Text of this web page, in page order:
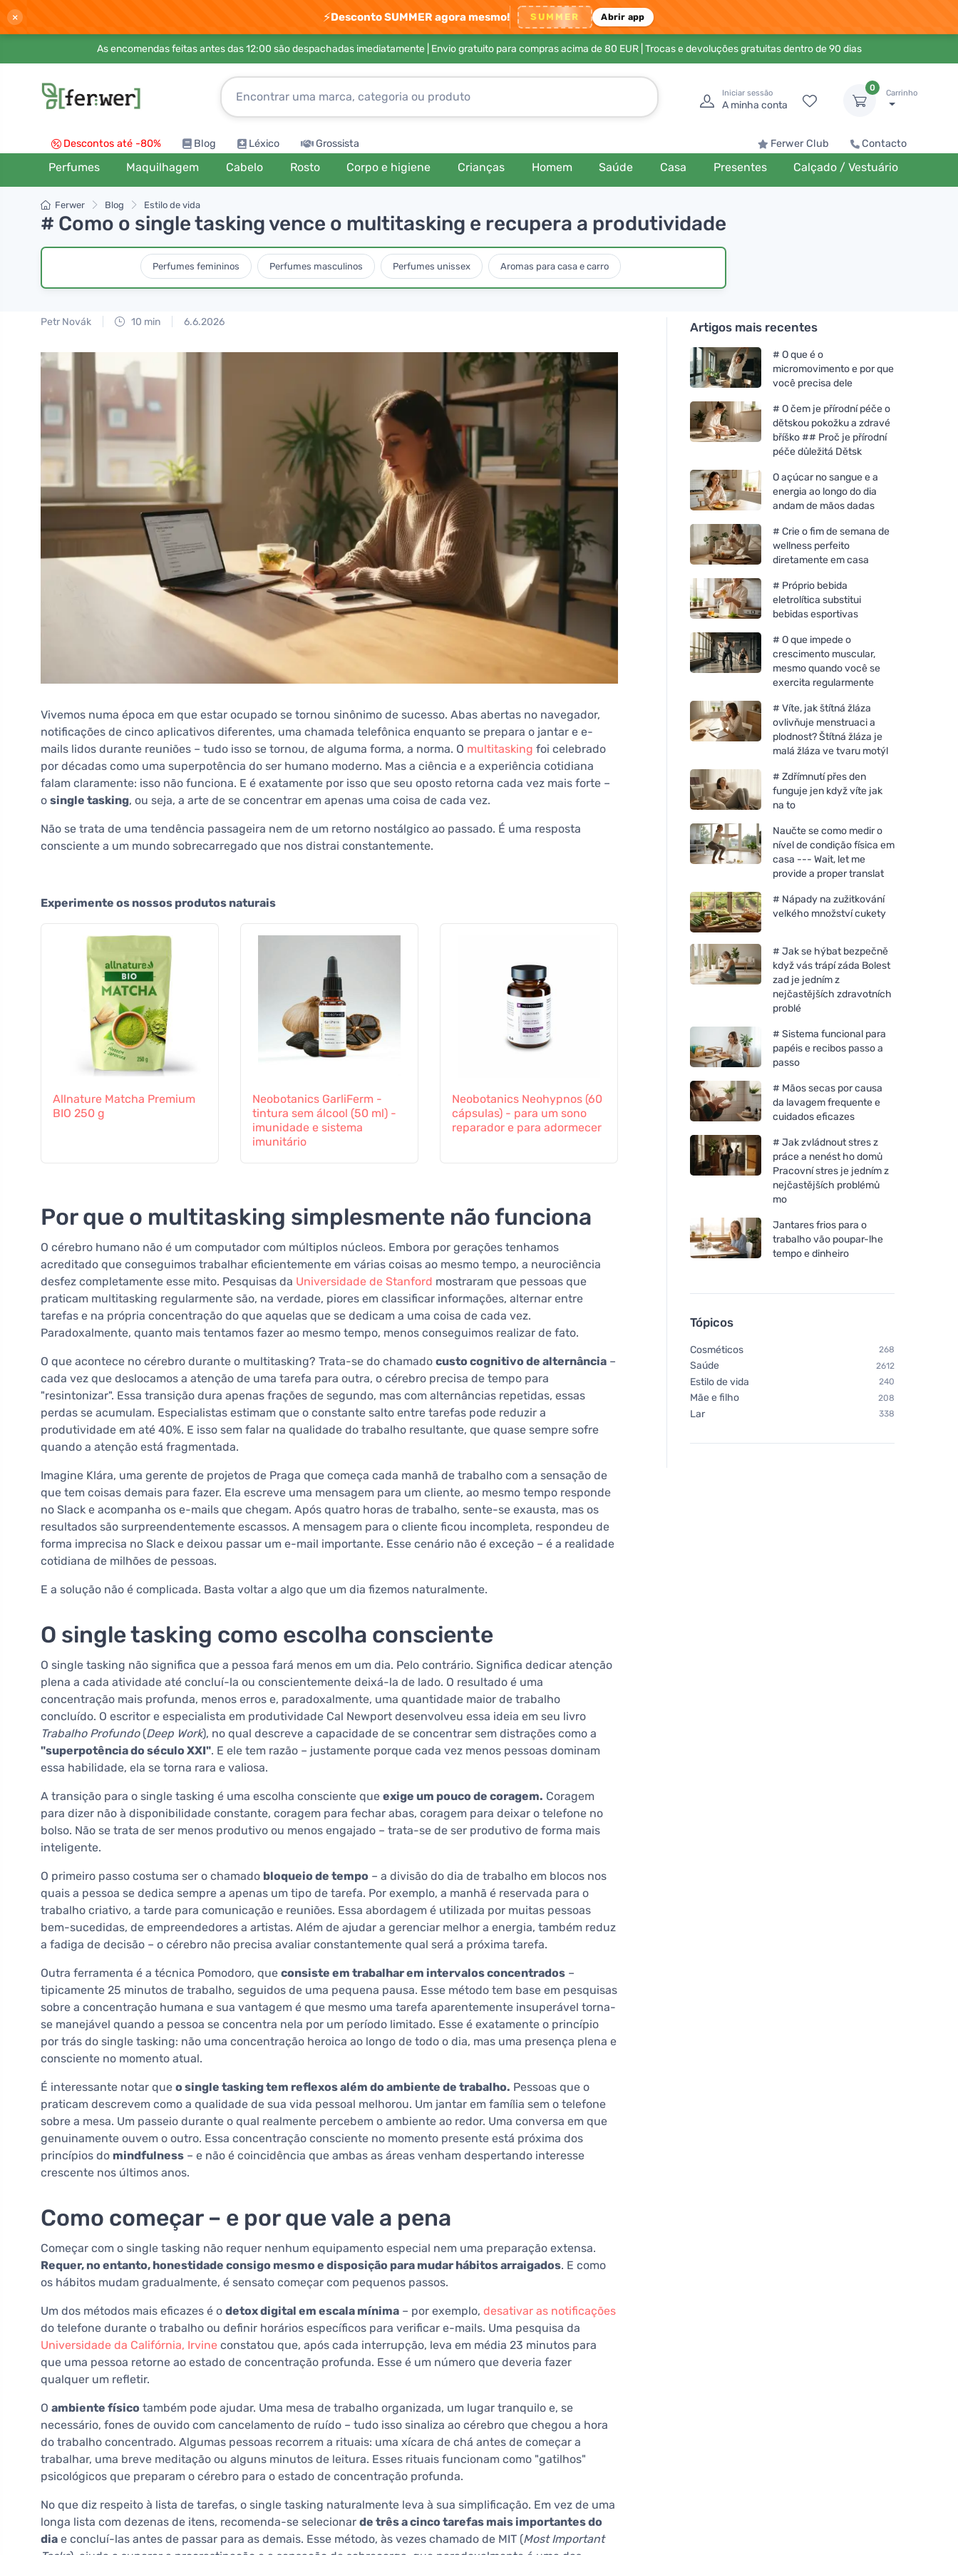
× ⚡Desconto SUMMER agora mesmo! SUMMER Abrir app
As encomendas feitas antes das 12:00 são despachadas imediatamente | Envio gratuito para compras acima de 80 EUR| Trocas e devoluções gratuitas dentro de 90 dias
Iniciar sessão
A minha conta
0
Carrinho
Descontos até -80% Blog Léxico Grossista Ferwer Club Contacto
Perfumes Maquilhagem Cabelo Rosto Corpo e higiene Crianças Homem Saúde Casa Presentes Calçado / Vestuário
Ferwer Blog Estilo de vida
# Como o single tasking vence o multitasking e recupera a produtividade
Perfumes femininos Perfumes masculinos Perfumes unissex Aromas para casa e carro
Petr Novák 10 min 6.6.2026
Vivemos numa época em que estar ocupado se tornou sinônimo de sucesso. Abas abertas no navegador,
notificações de cinco aplicativos diferentes, uma chamada telefônica enquanto se prepara o jantar e e-
mails lidos durante reuniões – tudo isso se tornou, de alguma forma, a norma. O multitasking foi celebrado
por décadas como uma superpotência do ser humano moderno. Mas a ciência e a experiência cotidiana
falam claramente: isso não funciona. E é exatamente por isso que seu oposto retorna cada vez mais forte –
o single tasking, ou seja, a arte de se concentrar em apenas uma coisa de cada vez.
Não se trata de uma tendência passageira nem de um retorno nostálgico ao passado. É uma resposta
consciente a um mundo sobrecarregado que nos distrai constantemente.
Experimente os nossos produtos naturais
Allnature Matcha Premium
BIO 250 g
Neobotanics GarliFerm -
tintura sem álcool (50 ml) -
imunidade e sistema
imunitário
Neobotanics Neohypnos (60
cápsulas) - para um sono
reparador e para adormecer
Neobotanics Mood-Balance
(60 cápsulas) - para o bem-
Neobotanics
(60 cápsulas) - para
mental
Por que o multitasking simplesmente não funciona
O cérebro humano não é um computador com múltiplos núcleos. Embora por gerações tenhamos
acreditado que conseguimos trabalhar eficientemente em várias coisas ao mesmo tempo, a neurociência
desfez completamente esse mito. Pesquisas da Universidade de Stanford mostraram que pessoas que
praticam multitasking regularmente são, na verdade, piores em classificar informações, alternar entre
tarefas e na própria concentração do que aquelas que se dedicam a uma coisa de cada vez.
Paradoxalmente, quanto mais tentamos fazer ao mesmo tempo, menos conseguimos realizar de fato.
O que acontece no cérebro durante o multitasking? Trata-se do chamado custo cognitivo de alternância –
cada vez que deslocamos a atenção de uma tarefa para outra, o cérebro precisa de tempo para
"resintonizar". Essa transição dura apenas frações de segundo, mas com alternâncias repetidas, essas
perdas se acumulam. Especialistas estimam que o constante salto entre tarefas pode reduzir a
produtividade em até 40%. E isso sem falar na qualidade do trabalho resultante, que quase sempre sofre
quando a atenção está fragmentada.
Imagine Klára, uma gerente de projetos de Praga que começa cada manhã de trabalho com a sensação de
que tem coisas demais para fazer. Ela escreve uma mensagem para um cliente, ao mesmo tempo responde
no Slack e acompanha os e-mails que chegam. Após quatro horas de trabalho, sente-se exausta, mas os
resultados são surpreendentemente escassos. A mensagem para o cliente ficou incompleta, respondeu de
forma imprecisa no Slack e deixou passar um e-mail importante. Esse cenário não é exceção – é a realidade
cotidiana de milhões de pessoas.
E a solução não é complicada. Basta voltar a algo que um dia fizemos naturalmente.
O single tasking como escolha consciente
O single tasking não significa que a pessoa fará menos em um dia. Pelo contrário. Significa dedicar atenção
plena a cada atividade até concluí-la ou conscientemente deixá-la de lado. O resultado é uma
concentração mais profunda, menos erros e, paradoxalmente, uma quantidade maior de trabalho
concluído. O escritor e especialista em produtividade Cal Newport desenvolveu essa ideia em seu livro
Trabalho Profundo(Deep Work), no qual descreve a capacidade de se concentrar sem distrações como a
"superpotência do século XXI". E ele tem razão – justamente porque cada vez menos pessoas dominam
essa habilidade, ela se torna rara e valiosa.
A transição para o single tasking é uma escolha consciente que exige um pouco de coragem. Coragem
para dizer não à disponibilidade constante, coragem para fechar abas, coragem para deixar o telefone no
bolso. Não se trata de ser menos produtivo ou menos engajado – trata-se de ser produtivo de forma mais
inteligente.
O primeiro passo costuma ser o chamado bloqueio de tempo – a divisão do dia de trabalho em blocos nos
quais a pessoa se dedica sempre a apenas um tipo de tarefa. Por exemplo, a manhã é reservada para o
trabalho criativo, a tarde para comunicação e reuniões. Essa abordagem é utilizada por muitas pessoas
bem-sucedidas, de empreendedores a artistas. Além de ajudar a gerenciar melhor a energia, também reduz
a fadiga de decisão – o cérebro não precisa avaliar constantemente qual será a próxima tarefa.
Outra ferramenta é a técnica Pomodoro, que consiste em trabalhar em intervalos concentrados –
tipicamente 25 minutos de trabalho, seguidos de uma pequena pausa. Esse método tem base em pesquisas
sobre a concentração humana e sua vantagem é que mesmo uma tarefa aparentemente insuperável torna-
se manejável quando a pessoa se concentra nela por um período limitado. Esse é exatamente o princípio
por trás do single tasking: não uma concentração heroica ao longo de todo o dia, mas uma presença plena e
consciente no momento atual.
É interessante notar que o single tasking tem reflexos além do ambiente de trabalho. Pessoas que o
praticam descrevem como a qualidade de sua vida pessoal melhorou. Um jantar em família sem o telefone
sobre a mesa. Um passeio durante o qual realmente percebem o ambiente ao redor. Uma conversa em que
genuinamente ouvem o outro. Essa concentração consciente no momento presente está próxima dos
princípios do mindfulness – e não é coincidência que ambas as áreas venham despertando interesse
crescente nos últimos anos.
Como começar – e por que vale a pena
Começar com o single tasking não requer nenhum equipamento especial nem uma preparação extensa.
Requer, no entanto, honestidade consigo mesmo e disposição para mudar hábitos arraigados. E como
os hábitos mudam gradualmente, é sensato começar com pequenos passos.
Um dos métodos mais eficazes é o detox digital em escala mínima – por exemplo, desativar as notificações
do telefone durante o trabalho ou definir horários específicos para verificar e-mails. Uma pesquisa da
Universidade da Califórnia, Irvine constatou que, após cada interrupção, leva em média 23 minutos para
que uma pessoa retorne ao estado de concentração profunda. Esse é um número que deveria fazer
qualquer um refletir.
O ambiente físico também pode ajudar. Uma mesa de trabalho organizada, um lugar tranquilo e, se
necessário, fones de ouvido com cancelamento de ruído – tudo isso sinaliza ao cérebro que chegou a hora
do trabalho concentrado. Algumas pessoas recorrem a rituais: uma xícara de chá antes de começar a
trabalhar, uma breve meditação ou alguns minutos de leitura. Esses rituais funcionam como "gatilhos"
psicológicos que preparam o cérebro para o estado de concentração profunda.
No que diz respeito à lista de tarefas, o single tasking naturalmente leva à sua simplificação. Em vez de uma
longa lista com dezenas de itens, recomenda-se selecionar de três a cinco tarefas mais importantes do
dia e concluí-las antes de passar para as demais. Esse método, às vezes chamado de MIT (Most Important
Artigos mais recentes
# O que é o
micromovimento e por que
você precisa dele
# O čem je přírodní péče o
dětskou pokožku a zdravé
bříško ## Proč je přírodní
péče důležitá Dětsk
O açúcar no sangue e a
energia ao longo do dia
andam de mãos dadas
# Crie o fim de semana de
wellness perfeito
diretamente em casa
# Próprio bebida
eletrolítica substitui
bebidas esportivas
# O que impede o
crescimento muscular,
mesmo quando você se
exercita regularmente
# Víte, jak štítná žláza
ovlivňuje menstruaci a
plodnost? Štítná žláza je
malá žláza ve tvaru motýl
# Zdřímnutí přes den
funguje jen když víte jak
na to
Naučte se como medir o
nível de condição física em
casa --- Wait, let me
provide a proper translat
# Nápady na zužitkování
velkého množství cukety
# Jak se hýbat bezpečně
když vás trápí záda Bolest
zad je jedním z
nejčastějších zdravotních
problé
# Sistema funcional para
papéis e recibos passo a
passo
# Mãos secas por causa
da lavagem frequente e
cuidados eficazes
# Jak zvládnout stres z
práce a nenést ho domů
Pracovní stres je jedním z
nejčastějších problémů
mo
Jantares frios para o
trabalho vão poupar-lhe
tempo e dinheiro
Tópicos
Cosméticos 268
Saúde 2612
Estilo de vida 240
Mãe e filho 208
Lar 338